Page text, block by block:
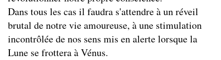
Dans tous les cas il faudra s'attendre à un réveil
brutal de notre vie amoureuse, à une stimulation
incontrôlée de nos sens mis en alerte lorsque la
Lune se frottera à Vénus.